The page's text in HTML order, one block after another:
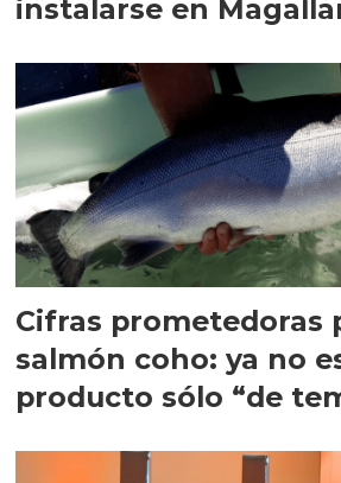
instalarse en
Cifras prometedoras
salmón coho: ya no
producto sólo “de